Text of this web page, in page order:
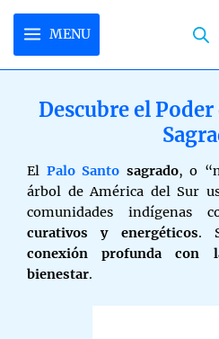
content
MENU
Descubre el
El Palo Santo sagrado, o
árbol de América del Sur
comunidades indígenas
curativos y energéticos.
conexión profunda con
bienestar.